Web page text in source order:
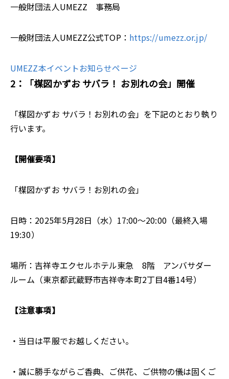
一般財団法人UMEZZ 事務局
一般財団法人UMEZZ公式TOP： https://umezz.or.jp/
UMEZZ本イベントお知らせページ
2：「楳図かずお サバラ！ お別れの会」開催
「楳図かずお サバラ！お別れの会」を下記のとおり執り
行います。
【開催要項】
「楳図かずお サバラ！お別れの会」
日時：2025年5月28日（水）17:00～20:00（最終入場
19:30）
場所：吉祥寺エクセルホテル東急 8階 アンバサダー
ルーム（東京都武蔵野市吉祥寺本町2丁目4番14号）
【注意事項】
・当日は平服でお越しください。
・誠に勝手ながらご香典、ご供花、ご供物の儀は固くご